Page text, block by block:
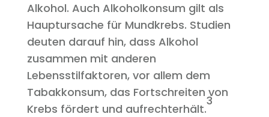
Alkohol. Auch Alkoholkonsum gilt als
Hauptursache für Mundkrebs. Studien
deuten darauf hin, dass Alkohol
zusammen mit anderen
Lebensstilfaktoren, vor allem dem
Tabakkonsum, das Fortschreiten von
Krebs fördert und aufrechterhält.
3